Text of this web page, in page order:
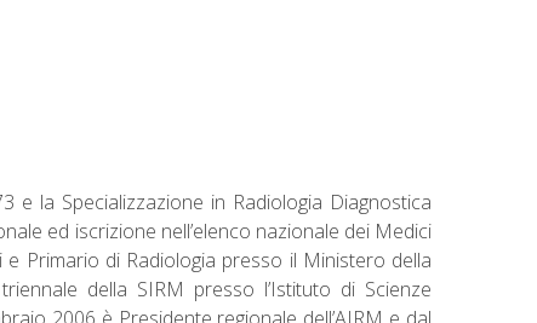
e la Specializzazione in Radiologia Diagnostica
ed iscrizione nell’elenco nazionale dei Medici
Primario di Radiologia presso il Ministero della
della SIRM presso l’Istituto di Scienze